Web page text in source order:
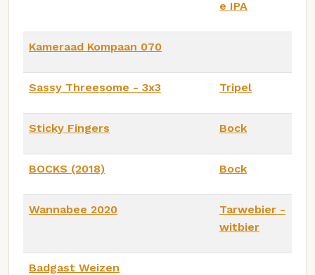
e IPA
Kameraad Kompaan 070
Sassy Threesome - 3x3 Tripel
Sticky Fingers Bock
BOCKS (2018) Bock
Wannabee 2020
Tarwebier -
witbier
Badgast Weizen